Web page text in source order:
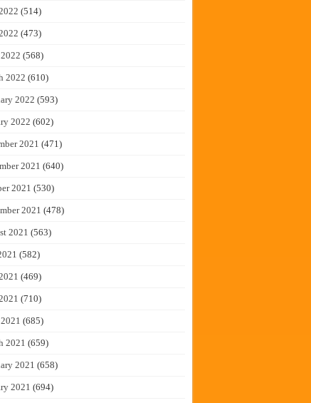
(514)
(473)
(568)
2022 (610)
2022 (593)
2022 (602)
2021 (471)
2021 (640)
2021 (530)
2021 (478)
2021 (563)
(582)
(469)
(710)
(685)
2021 (659)
2021 (658)
2021 (694)